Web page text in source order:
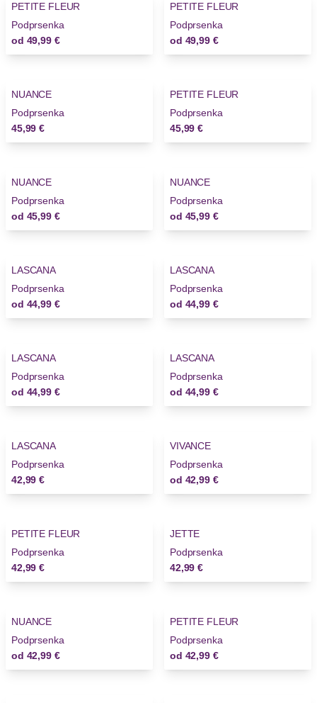
PETITE FLEUR
Podprsenka
od 49,99 €
PETITE FLEUR
Podprsenka
od 49,99 €
NUANCE
Podprsenka
45,99 €
PETITE FLEUR
Podprsenka
45,99 €
NUANCE
Podprsenka
od 45,99 €
NUANCE
Podprsenka
od 45,99 €
LASCANA
Podprsenka
od 44,99 €
LASCANA
Podprsenka
od 44,99 €
LASCANA
Podprsenka
od 44,99 €
LASCANA
Podprsenka
od 44,99 €
LASCANA
Podprsenka
42,99 €
VIVANCE
Podprsenka
od 42,99 €
PETITE FLEUR
Podprsenka
42,99 €
JETTE
Podprsenka
42,99 €
NUANCE
Podprsenka
od 42,99 €
PETITE FLEUR
Podprsenka
od 42,99 €